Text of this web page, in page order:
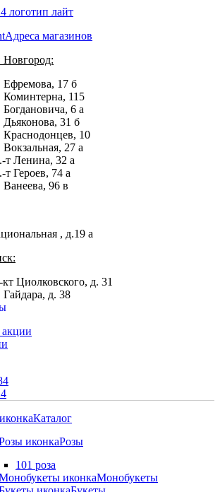
Адреса магазинов
Ефремова, 17 б
Коминтерна, 115
Богдановича, 6 а
Дьяконова, 31 б
Краснодонцев, 10
Вокзальная, 27 а
т Ленина, 32 а
т Героев, 74 а
Ванеева, 96 в
, д.19 а
Циолковского, д. 31
Гайдара, д. 38
Каталог
Розы
101 роза
Монобукеты